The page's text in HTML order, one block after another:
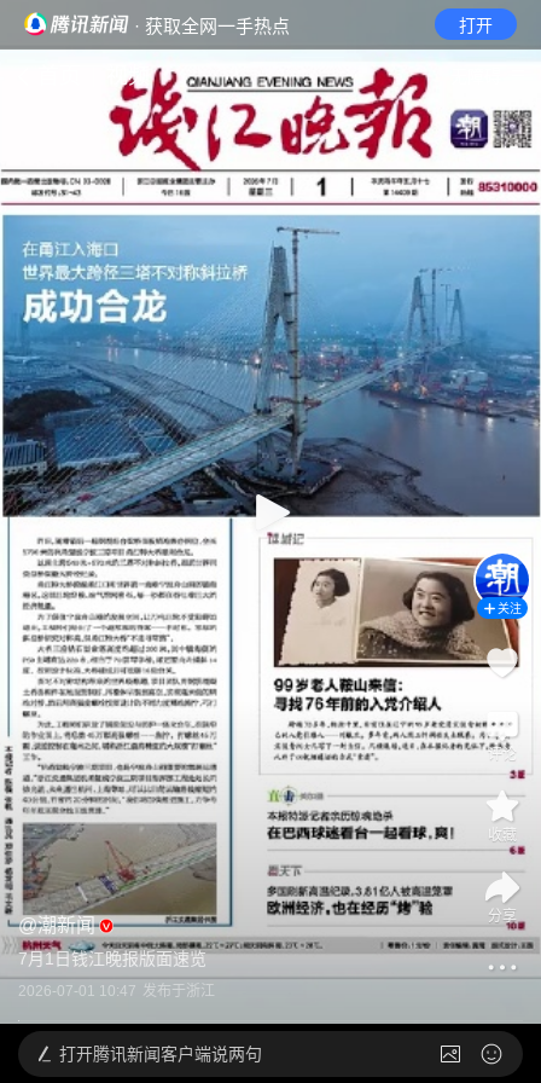
· 获取全网一手热点 打开
视频
@潮新闻
7月1日钱江晚报版面速览
2026-07-01 10:47 发布于浙江
关注
评论
收藏
分享
打开腾讯新闻客户端说两句